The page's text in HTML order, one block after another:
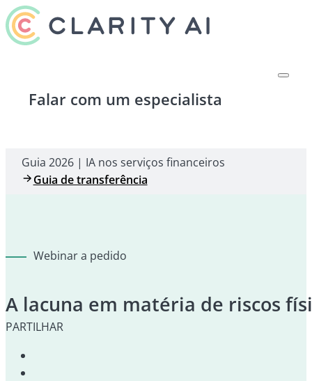
Falar com um especialista
Guia 2026 | IA nos serviços financeiros
Guia de transferência
Webinar a pedido
A lacuna em matéria de riscos
PARTILHAR